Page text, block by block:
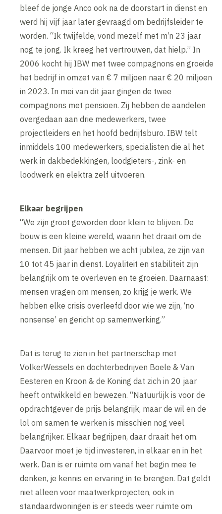
bleef de jonge Anco ook na de doorstart in dienst en
werd hij vijf jaar later gevraagd om bedrijfsleider te
worden. “Ik twijfelde, vond mezelf met m’n 23 jaar
nog te jong. Ik kreeg het vertrouwen, dat hielp.” In
2006 kocht hij IBW met twee compagnons en groeide
het bedrijf in omzet van € 7 miljoen naar € 20 miljoen
in 2023. In mei van dit jaar gingen de twee
compagnons met pensioen. Zij hebben de aandelen
overgedaan aan drie medewerkers, twee
projectleiders en het hoofd bedrijfsburo. IBW telt
inmiddels 100 medewerkers, specialisten die al het
werk in dakbedekkingen, loodgieters-, zink- en
loodwerk en elektra zelf uitvoeren.
Elkaar begrijpen
“We zijn groot geworden door klein te blijven. De
bouw is een kleine wereld, waarin het draait om de
mensen. Dit jaar hebben we acht jubilea, ze zijn van
10 tot 45 jaar in dienst. Loyaliteit en stabiliteit zijn
belangrijk om te overleven en te groeien. Daarnaast:
mensen vragen om mensen, zo krijg je werk. We
hebben elke crisis overleefd door wie we zijn, ‘no
nonsense’ en gericht op samenwerking.”
Dat is terug te zien in het partnerschap met
VolkerWessels en dochterbedrijven Boele & Van
Eesteren en Kroon & de Koning dat zich in 20 jaar
heeft ontwikkeld en bewezen. “Natuurlijk is voor de
opdrachtgever de prijs belangrijk, maar de wil en de
lol om samen te werken is misschien nog veel
belangrijker. Elkaar begrijpen, daar draait het om.
Daarvoor moet je tijd investeren, in elkaar en in het
werk. Dan is er ruimte om vanaf het begin mee te
denken, je kennis en ervaring in te brengen. Dat geldt
niet alleen voor maatwerkprojecten, ook in
standaardwoningen is er steeds weer ruimte om